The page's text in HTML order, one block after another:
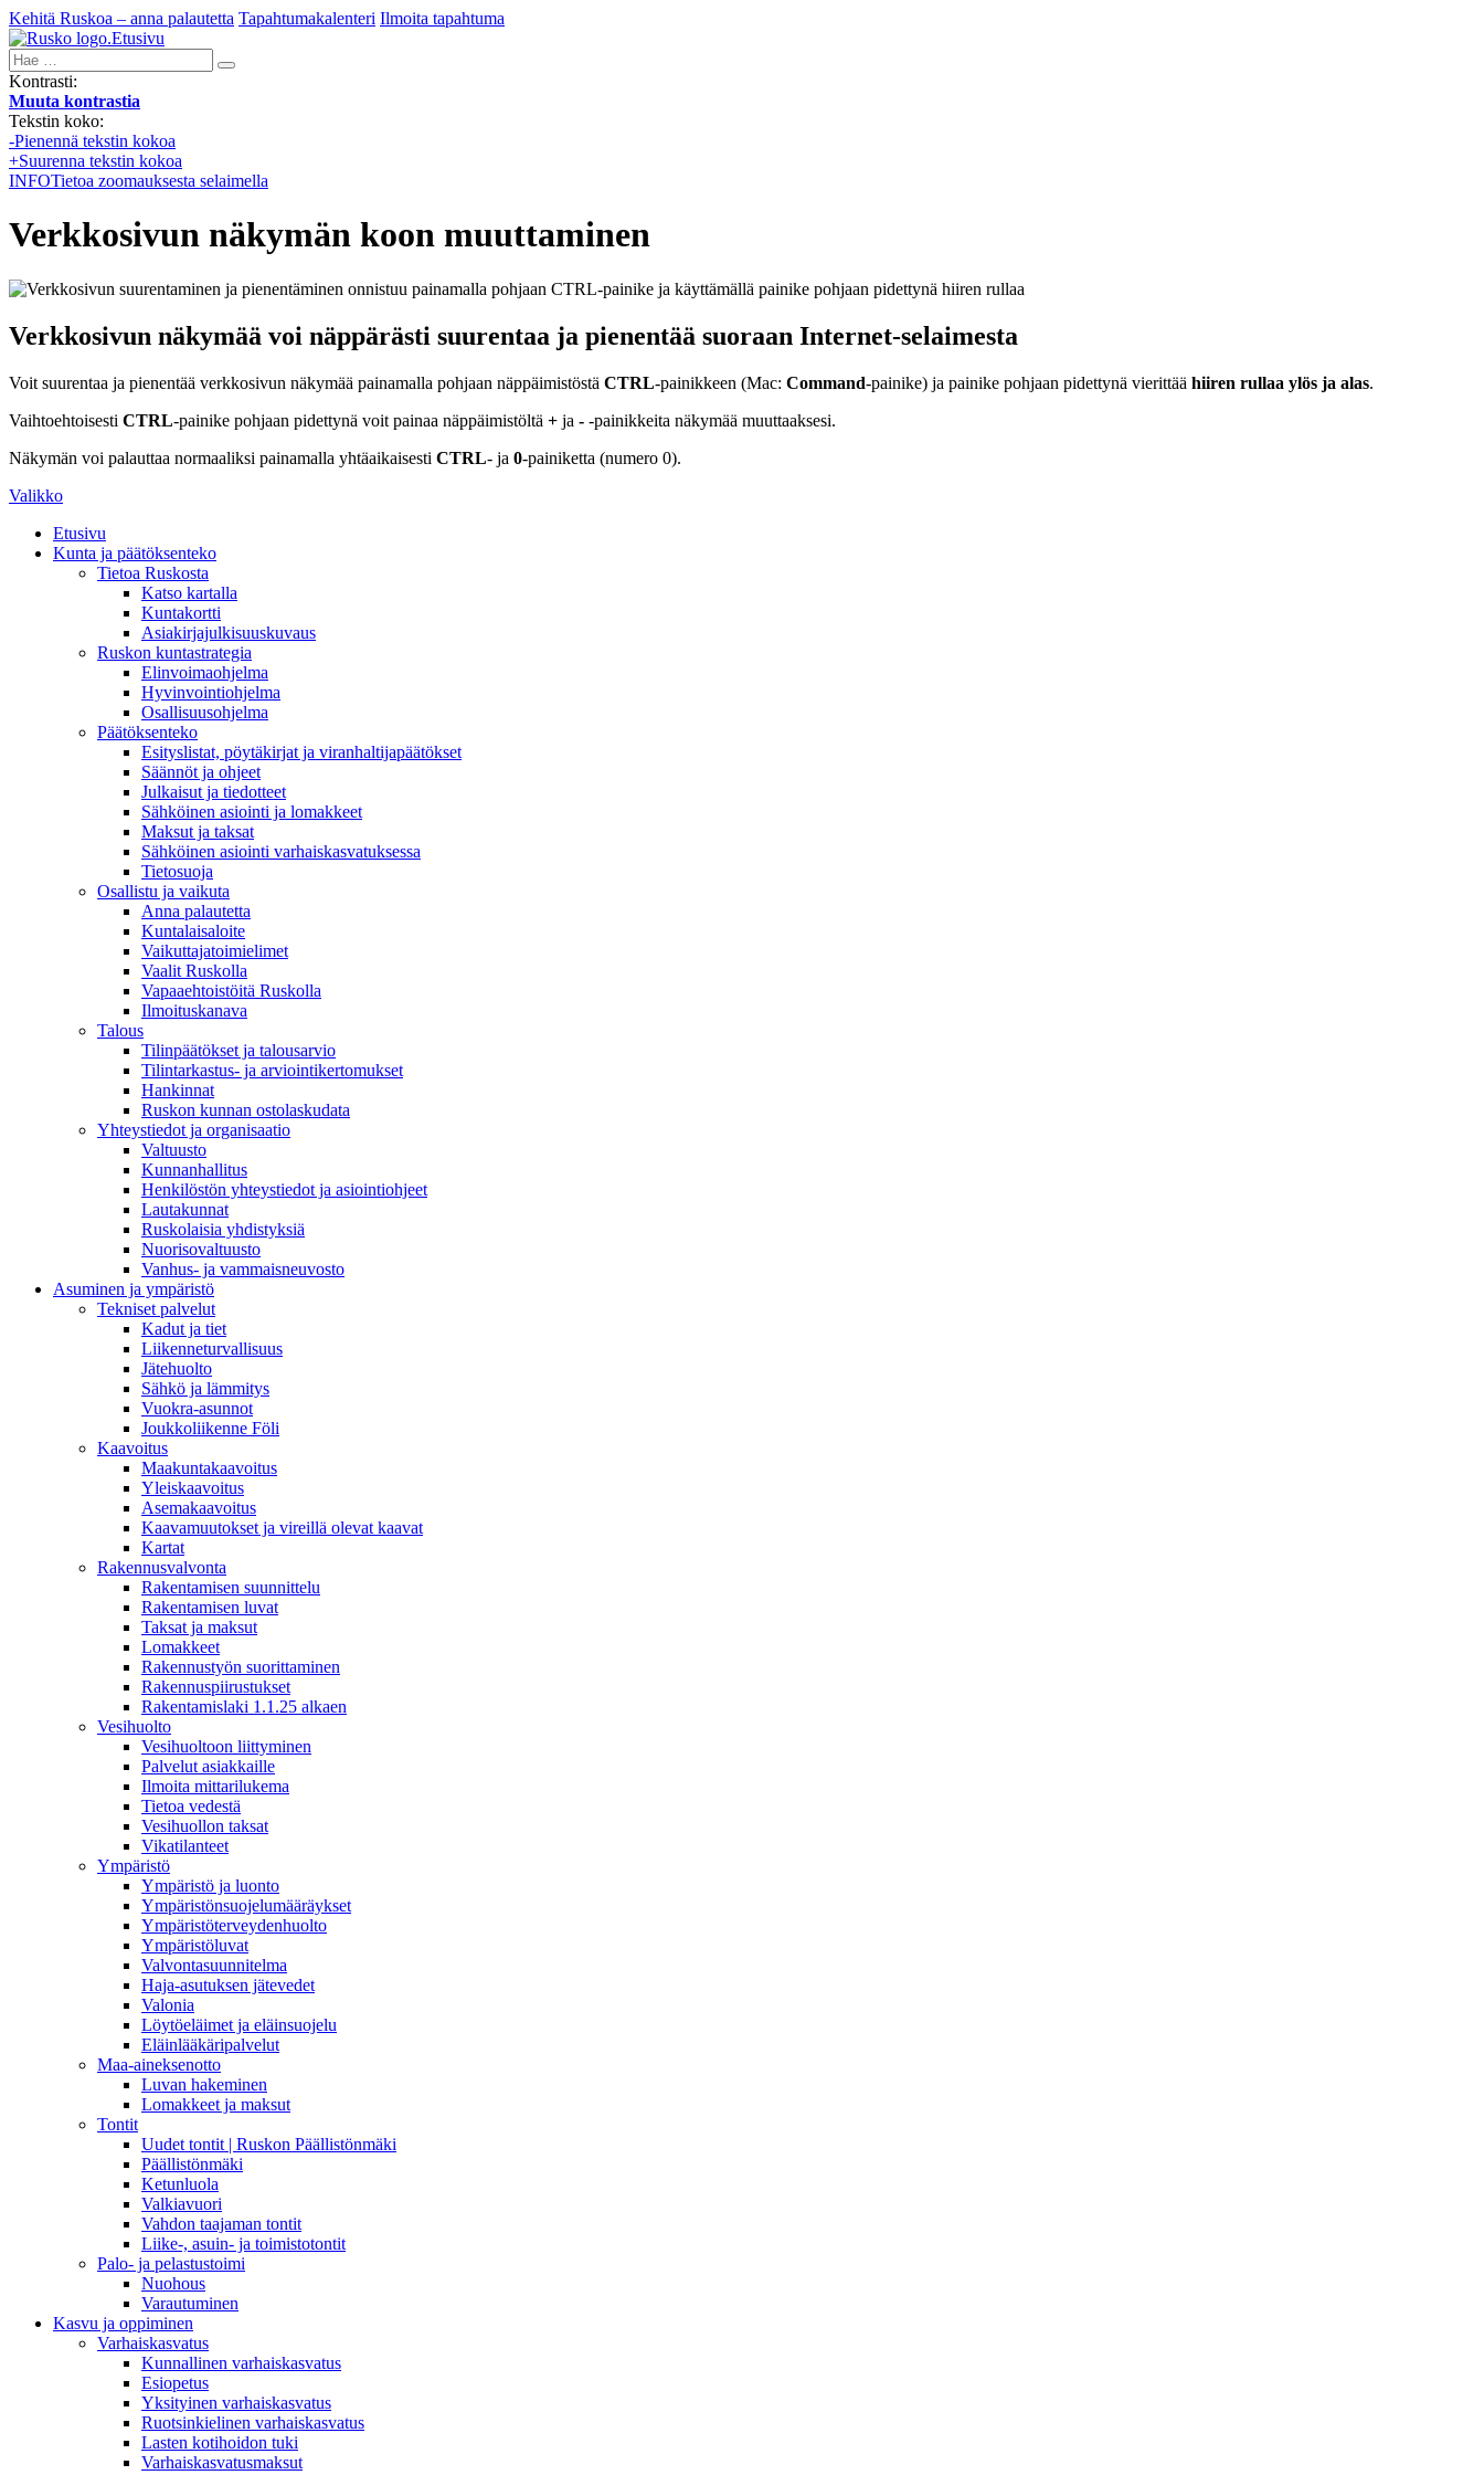
Kehitä Ruskoa – anna palautetta Tapahtumakalenteri Ilmoita tapahtuma
Etusivu
Hae:
Kontrasti:
Muuta kontrastia
Tekstin koko:
-Pienennä tekstin kokoa
+Suurenna tekstin kokoa
INFOTietoa zoomauksesta selaimella
Verkkosivun näkymän koon muuttaminen
Verkkosivun näkymää voi näppärästi suurentaa ja pienentää suoraan Internet-selaimesta
Voit suurentaa ja pienentää verkkosivun näkymää painamalla pohjaan näppäimistöstä CTRL-painikkeen (Mac: Command-painike) ja painike pohjaan pidettynä vierittää hiiren rullaa ylös ja alas.
Vaihtoehtoisesti CTRL-painike pohjaan pidettynä voit painaa näppäimistöltä + ja - -painikkeita näkymää muuttaaksesi.
Näkymän voi palauttaa normaaliksi painamalla yhtäaikaisesti CTRL- ja 0-painiketta (numero 0).
Valikko
Etusivu
Kunta ja päätöksenteko
Tietoa Ruskosta
Katso kartalla
Kuntakortti
Asiakirjajulkisuuskuvaus
Ruskon kuntastrategia
Elinvoimaohjelma
Hyvinvointiohjelma
Osallisuusohjelma
Päätöksenteko
Esityslistat, pöytäkirjat ja viranhaltijapäätökset
Säännöt ja ohjeet
Julkaisut ja tiedotteet
Sähköinen asiointi ja lomakkeet
Maksut ja taksat
Sähköinen asiointi varhaiskasvatuksessa
Tietosuoja
Osallistu ja vaikuta
Anna palautetta
Kuntalaisaloite
Vaikuttajatoimielimet
Vaalit Ruskolla
Vapaaehtoistöitä Ruskolla
Ilmoituskanava
Talous
Tilinpäätökset ja talousarvio
Tilintarkastus- ja arviointikertomukset
Hankinnat
Ruskon kunnan ostolaskudata
Yhteystiedot ja organisaatio
Valtuusto
Kunnanhallitus
Henkilöstön yhteystiedot ja asiointiohjeet
Lautakunnat
Ruskolaisia yhdistyksiä
Nuorisovaltuusto
Vanhus- ja vammaisneuvosto
Asuminen ja ympäristö
Tekniset palvelut
Kadut ja tiet
Liikenneturvallisuus
Jätehuolto
Sähkö ja lämmitys
Vuokra-asunnot
Joukkoliikenne Föli
Kaavoitus
Maakuntakaavoitus
Yleiskaavoitus
Asemakaavoitus
Kaavamuutokset ja vireillä olevat kaavat
Kartat
Rakennusvalvonta
Rakentamisen suunnittelu
Rakentamisen luvat
Taksat ja maksut
Lomakkeet
Rakennustyön suorittaminen
Rakennuspiirustukset
Rakentamislaki 1.1.25 alkaen
Vesihuolto
Vesihuoltoon liittyminen
Palvelut asiakkaille
Ilmoita mittarilukema
Tietoa vedestä
Vesihuollon taksat
Vikatilanteet
Ympäristö
Ympäristö ja luonto
Ympäristönsuojelumääräykset
Ympäristöterveydenhuolto
Ympäristöluvat
Valvontasuunnitelma
Haja-asutuksen jätevedet
Valonia
Löytöeläimet ja eläinsuojelu
Eläinlääkäripalvelut
Maa-aineksenotto
Luvan hakeminen
Lomakkeet ja maksut
Tontit
Uudet tontit | Ruskon Päällistönmäki
Päällistönmäki
Ketunluola
Valkiavuori
Vahdon taajaman tontit
Liike-, asuin- ja toimistotontit
Palo- ja pelastustoimi
Nuohous
Varautuminen
Kasvu ja oppiminen
Varhaiskasvatus
Kunnallinen varhaiskasvatus
Esiopetus
Yksityinen varhaiskasvatus
Ruotsinkielinen varhaiskasvatus
Lasten kotihoidon tuki
Varhaiskasvatusmaksut